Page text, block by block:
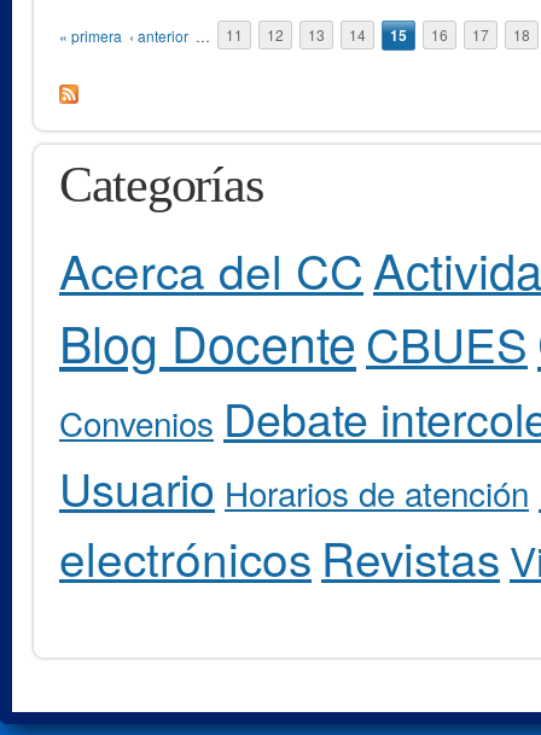
Páginas
« primera ‹ anterior … 11 12 13 14 15 16 17 18
Categorías
Acerca del CC
Blog Docente CBUES
Convenios Debate
Usuario Horarios de atención
electrónicos Revistas